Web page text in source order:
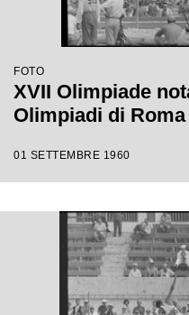
FOTO
XVII Olimpiade
Olimpiadi di Roma
01 SETTEMBRE 1960